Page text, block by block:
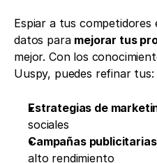
Espiar a tus competidores
datos para mejorar tus
mejor. Con los
Uuspy, puedes refinar tus:
Estrategias de
sociales
Campañas publicitarias
alto rendimiento